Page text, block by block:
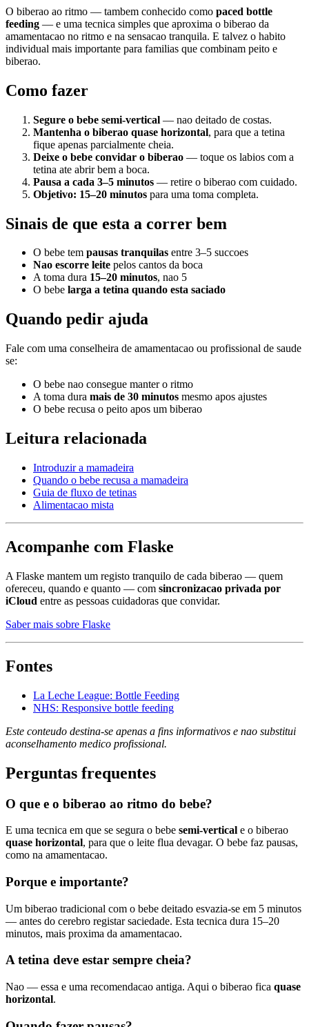
O biberao ao ritmo — tambem conhecido como paced bottle
feeding — e uma tecnica simples que aproxima o biberao da
amamentacao no ritmo e na sensacao tranquila. E talvez o habito
individual mais importante para familias que combinam peito e
biberao.
Como fazer
Segure o bebe semi-vertical — nao deitado de costas.
Mantenha o biberao quase horizontal, para que a tetina
fique apenas parcialmente cheia.
Deixe o bebe convidar o biberao — toque os labios com a
tetina ate abrir bem a boca.
Pausa a cada 3–5 minutos — retire o biberao com cuidado.
Objetivo: 15–20 minutos para uma toma completa.
Sinais de que esta a correr bem
O bebe tem pausas tranquilas entre 3–5 succoes
Nao escorre leite pelos cantos da boca
A toma dura 15–20 minutos, nao 5
O bebe larga a tetina quando esta saciado
Quando pedir ajuda
Fale com uma conselheira de amamentacao ou profissional de saude
se:
O bebe nao consegue manter o ritmo
A toma dura mais de 30 minutos mesmo apos ajustes
O bebe recusa o peito apos um biberao
Leitura relacionada
Introduzir a mamadeira
Quando o bebe recusa a mamadeira
Guia de fluxo de tetinas
Alimentacao mista
Acompanhe com Flaske
A Flaske mantem um registo tranquilo de cada biberao — quem
ofereceu, quando e quanto — com sincronizacao privada por
iCloud entre as pessoas cuidadoras que convidar.
Saber mais sobre Flaske
Fontes
La Leche League: Bottle Feeding
NHS: Responsive bottle feeding
Este conteudo destina-se apenas a fins informativos e nao substitui
aconselhamento medico profissional.
Perguntas frequentes
O que e o biberao ao ritmo do bebe?
E uma tecnica em que se segura o bebe semi-vertical e o biberao
quase horizontal, para que o leite flua devagar. O bebe faz pausas,
como na amamentacao.
Porque e importante?
Um biberao tradicional com o bebe deitado esvazia-se em 5 minutos
— antes do cerebro registar saciedade. Esta tecnica dura 15–20
minutos, mais proxima da amamentacao.
A tetina deve estar sempre cheia?
Nao — essa e uma recomendacao antiga. Aqui o biberao fica quase
horizontal.